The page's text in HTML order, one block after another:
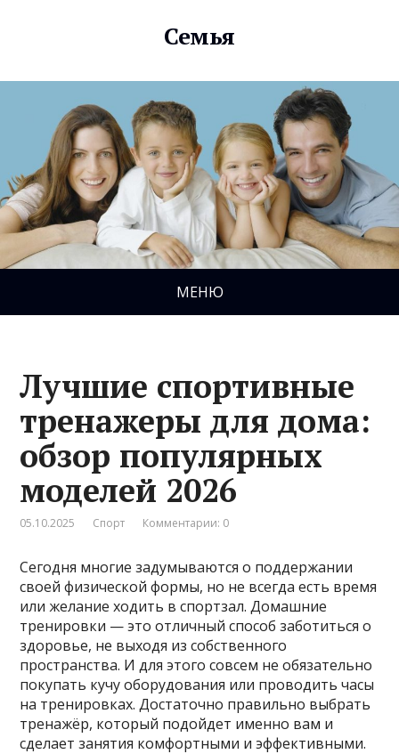
Семья
МЕНЮ
Лучшие спортивные
тренажеры для дома:
обзор популярных
моделей 2026
05.10.2025 Спорт Комментарии: 0
Сегодня многие задумываются о поддержании
своей физической формы, но не всегда есть время
или желание ходить в спортзал. Домашние
тренировки — это отличный способ заботиться о
здоровье, не выходя из собственного
пространства. И для этого совсем не обязательно
покупать кучу оборудования или проводить часы
на тренировках. Достаточно правильно выбрать
тренажёр, который подойдет именно вам и
сделает занятия комфортными и эффективными.